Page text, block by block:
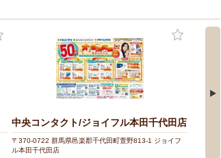
中央コンタクト/ジョイフル本田千代田店
〒370-0722 群馬県邑楽郡千代田町萱野813-1 ジョイフ
ル本田千代田店